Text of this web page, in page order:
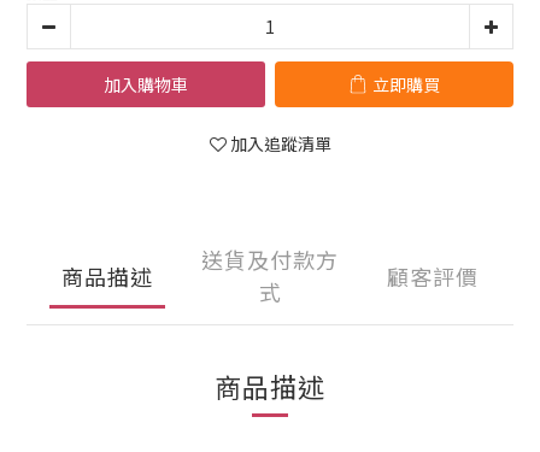
加入購物車 立即購買
加入追蹤清單
商品描述
送貨及付款方
式
顧客評價
商品描述